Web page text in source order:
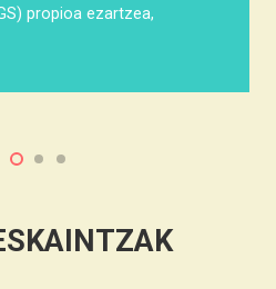
propioa ezartzea,